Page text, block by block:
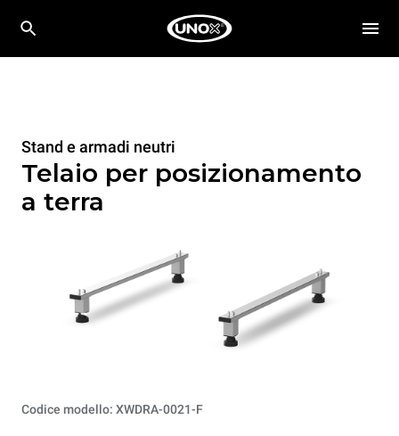
Stand e armadi neutri
Telaio per posizionamento
a terra
Codice modello: XWDRA-0021-F